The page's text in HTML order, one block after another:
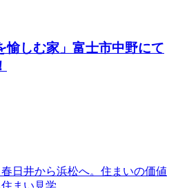
愉しむ家」富士市中野にて